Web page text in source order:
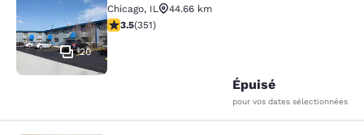
20
Chicago, IL
44.66 km
3.47 étoiles. Bien. 351 commentaires
3.5(351)
Épuisé
pour vos dates sélectionnées